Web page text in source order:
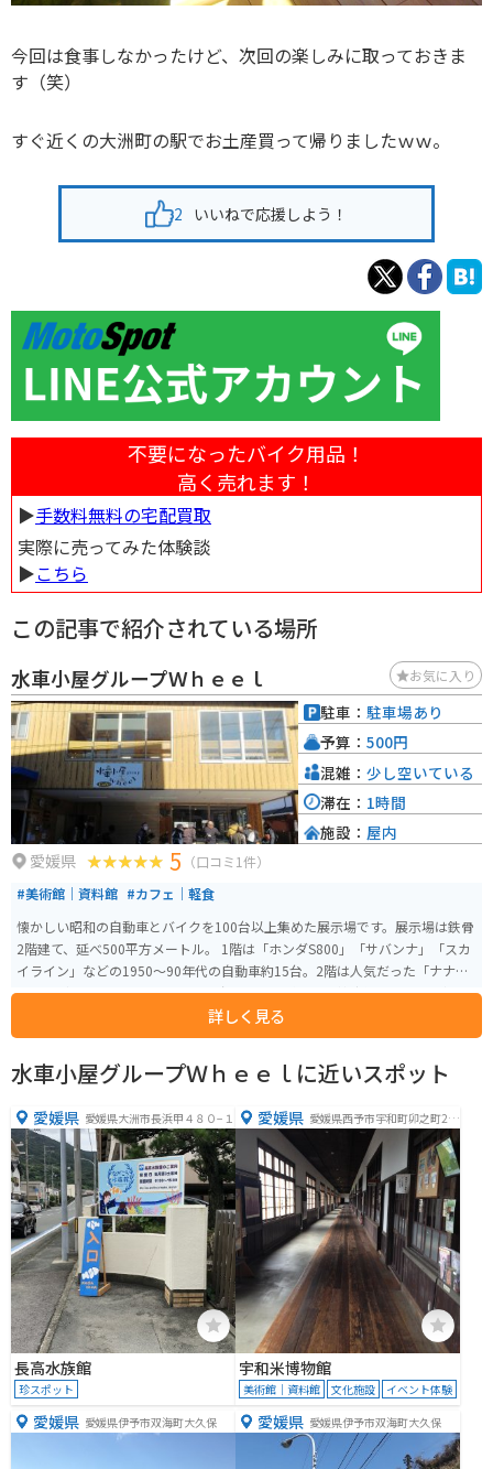
今回は食事しなかったけど、次回の楽しみに取っておきま
す（笑）
すぐ近くの大洲町の駅でお土産買って帰りましたｗｗ。
2 いいねで応援しよう！
不要になったバイク用品！
高く売れます！
▶︎手数料無料の宅配買取
実際に売ってみた体験談
▶︎こちら
この記事で紹介されている場所
水車小屋グループＷｈｅｅｌ お気に入り
愛媛県 5 （口コミ1件）
#美術館｜資料館 #カフェ｜軽食
懐かしい昭和の自動車とバイクを100台以上集めた展示場です。展示場は鉄骨
2階建て、延べ500平方メートル。 1階は「ホンダS800」「サバンナ」「スカ
イライン」などの1950～90年代の自動車約15台。2階は人気だった「ナナハ
ン」など1950～75年のバイク100台を展示。料金は高校生以上500円、中学
生300円、小学生以下無料。営業時間は午前10時から午後5時。カフェも併設
されています。
詳しく見る
駐車： 駐車場あり
予算： 500円
混雑： 少し空いている
滞在： 1時間
施設： 屋内
水車小屋グループＷｈｅｅｌに近いスポット
愛媛県 愛媛県大洲市長浜甲４８０−１
長高水族館
珍スポット
愛媛県 愛媛県西予市宇和町卯之町2-2
宇和米博物館
美術館｜資料館 文化施設 イベント体験
愛媛県 愛媛県伊予市双海町大久保 愛媛県 愛媛県伊予市双海町大久保